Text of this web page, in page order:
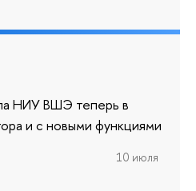
НИУ ВШЭ теперь в
и с новыми функциями
10 июля